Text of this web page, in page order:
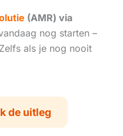
(AMR) via
nog starten –
als je nog nooit
de uitleg